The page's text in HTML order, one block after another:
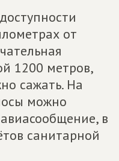
от
1200 метров,
сажать. На
можно
в
санитарной